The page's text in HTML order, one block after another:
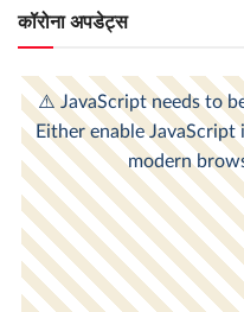
कॉरोना अपडेट्स